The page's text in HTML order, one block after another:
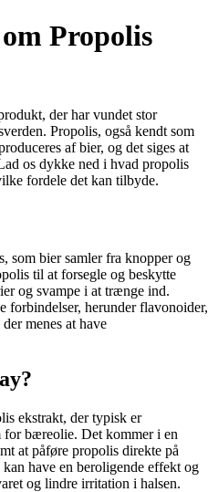
Propolis
der har vundet stor
Propolis, også kendt som
af bier, og det siges at
os dykke ned i hvad propolis
fordele det kan tilbyde.
som bier samler fra knopper og
til at forsegle og beskytte
og svampe i at trænge ind.
forbindelser, herunder flavonoider,
menes at have
ekstrakt, der typisk er
for bæreolie. Det kommer i en
at påføre propolis direkte på
have en beroligende effekt og
og lindre irritation i halsen.